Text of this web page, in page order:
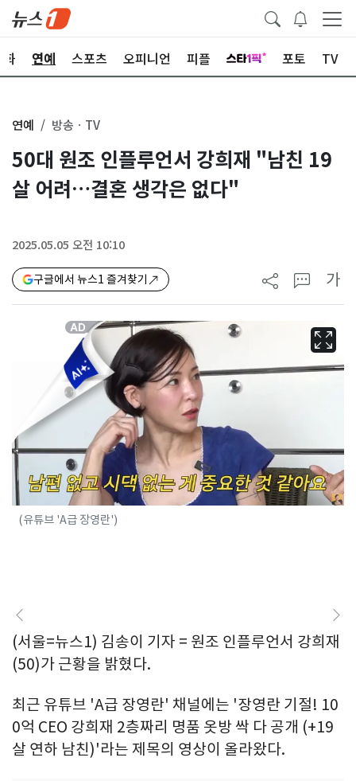
화 연예 스포츠 오피니언 피플 포토 TV
연예 방송ㆍTV
50대 원조 인플루언서 강희재 "남친 19
살 어려…결혼 생각은 없다"
2025.05.05 오전 10:10
구글에서 뉴스1 즐겨찾기 가
(유튜브 'A급 장영란')
(서울=뉴스1) 김송이 기자 = 원조 인플루언서 강희재
(50)가 근황을 밝혔다.
최근 유튜브 'A급 장영란' 채널에는 '장영란 기절! 10
0억 CEO 강희재 2층짜리 명품 옷방 싹 다 공개 (+19
살 연하 남친)'라는 제목의 영상이 올라왔다.